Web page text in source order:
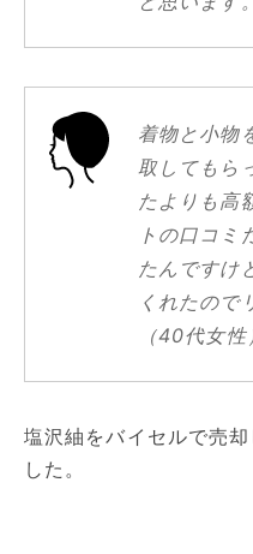
着物と小物
取してもら
たよりも高
トの口コミ
たんですけ
くれたので
（40代女性
塩沢紬をバイセルで売
した。